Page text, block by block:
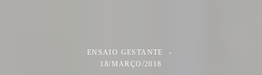
ENSAIO GESTANTE
18/MARÇO/2018